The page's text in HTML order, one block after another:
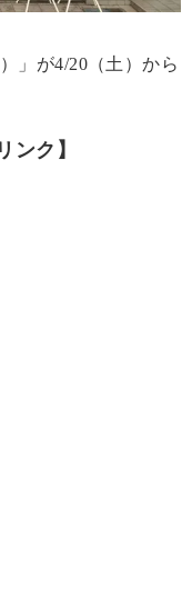
」が4/20（土）から
ンク】